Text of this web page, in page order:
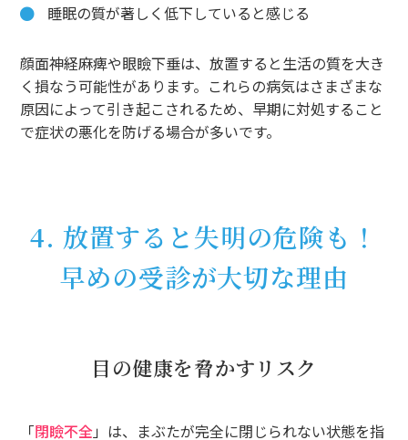
睡眠の質が著しく低下していると感じる
顔面神経麻痺や眼瞼下垂は、放置すると生活の質を大き
く損なう可能性があります。これらの病気はさまざまな
原因によって引き起こされるため、早期に対処すること
で症状の悪化を防げる場合が多いです。
4. 放置すると失明の危険も！
早めの受診が大切な理由
目の健康を脅かすリスク
「閉瞼不全」は、まぶたが完全に閉じられない状態を指